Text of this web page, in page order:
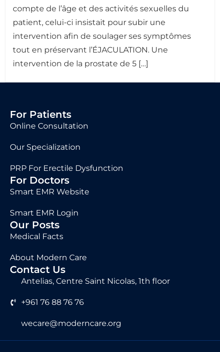
compte de l’âge et des activités sexuelles du
patient, celui-ci insistait pour subir une
intervention afin de soulager ses symptômes
tout en préservant l’ÉJACULATION. Une
intervention de la prostate de 5 […]
For Patients
Online Consultation
Our Specialization
PRP For Erectile Dysfunction
For Doctors
Smart EMR Website
Smart EMR Login
Our Posts
Medical Facts
About Modern Care
Contact Us
Antelias, Centre Saint Nicolas, 1th floor
+961 76 88 76 76
wecare@moderncare.org